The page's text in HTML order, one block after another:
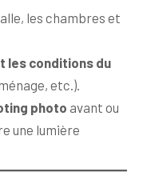
les chambres et
les conditions du
etc.).
photo avant ou
une lumière